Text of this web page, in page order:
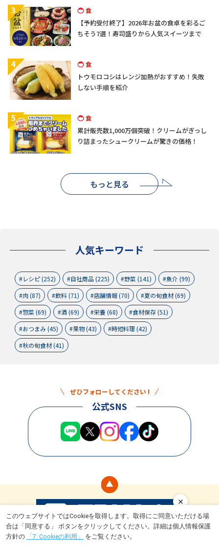
このウェブサイトではCookieを取得します。取得にご同意いただける場
合は「同意する」 ボタンをクリックしてください。詳細は個人情報保護
方針の
「7. Cookieの利用」 をご覧ください。
3 食
【予約受付終了】2026年お盆の食卓を彩るご
ちそう7選！寿司盛りから人気スイーツまで
4 食
トウモロコシはレンジ加熱がおすすめ！失敗
しない手順を紹介
5 食
累計販売数1,000万個突破！クリームがぎっし
り詰まったシュークリームが驚きの価格！
もっと見る
人気キーワード
レシピ (252) 自社商品 (225) 野菜 (141)
魚介 (99)
肉 (87)
飲料 (71) 店舗情報 (70)
夏の旬食材 (69)
惣菜 (69)
酒 (69) 栄養 (68)
食材保存 (51)
おつまみ (45)
果物 (43)
時短料理 (42)
秋の旬食材 (41)
ぜひフォローしてください !
公式SNS
食 ライフスタイル トライアルとは キャンペーン情報 運営会社